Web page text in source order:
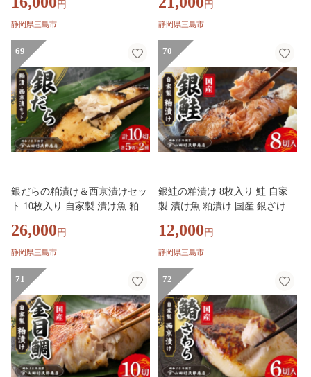
焼き 冷凍 海産物 魚 魚介類 贅
沢 おかず 惣菜 和風総菜 お取り
生日 プレゼント ギフト 贈答用
贈り物 三島ブランド 老舗 魚屋
山田竹次郎商店 三島市 静岡県
円
静岡県三島市
焼き 冷凍 海産物 魚 魚介類 贅
沢 おかず 惣菜 和風総菜 お取り
生日 プレゼント ギフト 贈答用
贈り物 三島ブランド 老舗 魚屋
山田竹次郎商店 三島市 静岡県
円
静岡県三島市
69
銀だらの粕漬け＆西京漬けセッ
ト 10枚入り 自家製 漬け魚 粕漬
焼き 冷凍 海産物 魚 魚介類 贅
沢 おかず 惣菜 和風総菜 お取り
生日 プレゼント ギフト 贈答用
贈り物 三島ブランド 老舗 魚屋
山田竹次郎商店 三島市 静岡県
26,000 円
静岡県三島市
70
銀鮭の粕漬け 8枚入り 鮭 自家
製 漬け魚 粕漬け 国産 銀ざけ
沢 おかず 惣菜 和風総菜 お取り
寄せ 母の日 父の日 敬老の日 誕
贈り物 三島ブランド 老舗 魚屋
山田竹次郎商店 三島市 静岡県
12,000 円
静岡県三島市
71 72